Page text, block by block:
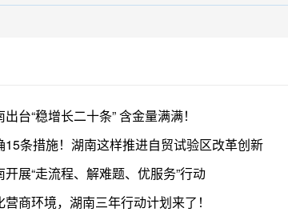
台“稳增长二十条” 含金量满满！
15条措施！湖南这样推进自贸试验区改革创新
展“走流程、解难题、优服务”行动
商环境，湖南三年行动计划来了！